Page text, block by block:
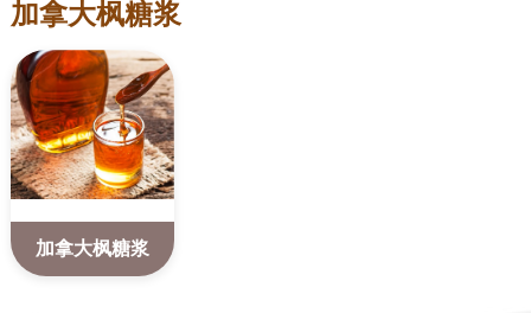
加拿大枫糖浆
加拿大枫糖浆